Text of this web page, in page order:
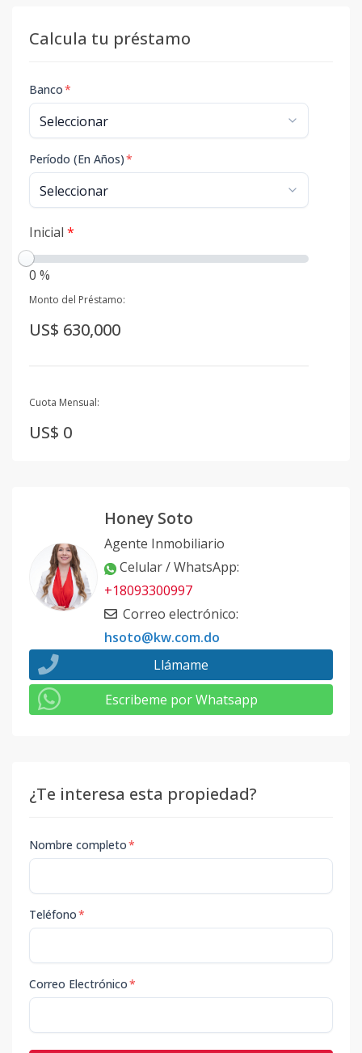
Calcula tu préstamo
Banco*
Período (En Años)*
Inicial *
0 %
Monto del Préstamo:
US$ 630,000
Cuota Mensual:
US$ 0
Honey Soto
Agente Inmobiliario
Celular / WhatsApp:
+18093300997
Correo electrónico:
hsoto@kw.com.do
Llámame
Escribeme por Whatsapp
¿Te interesa esta propiedad?
Nombre completo*
Teléfono*
Correo Electrónico*